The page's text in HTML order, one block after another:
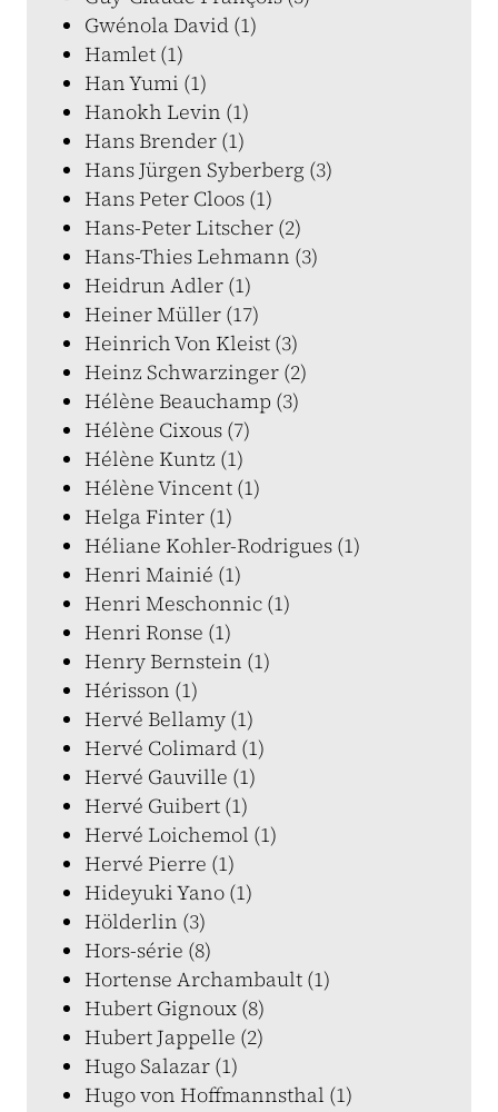
Gwénola David (1)
Hamlet (1)
Han Yumi (1)
Hanokh Levin (1)
Hans Brender (1)
Hans Jürgen Syberberg (3)
Hans Peter Cloos (1)
Hans-Peter Litscher (2)
Hans-Thies Lehmann (3)
Heidrun Adler (1)
Heiner Müller (17)
Heinrich Von Kleist (3)
Heinz Schwarzinger (2)
Hélène Beauchamp (3)
Hélène Cixous (7)
Hélène Kuntz (1)
Hélène Vincent (1)
Helga Finter (1)
Héliane Kohler-Rodrigues (1)
Henri Mainié (1)
Henri Meschonnic (1)
Henri Ronse (1)
Henry Bernstein (1)
Hérisson (1)
Hervé Bellamy (1)
Hervé Colimard (1)
Hervé Gauville (1)
Hervé Guibert (1)
Hervé Loichemol (1)
Hervé Pierre (1)
Hideyuki Yano (1)
Hölderlin (3)
Hors-série (8)
Hortense Archambault (1)
Hubert Gignoux (8)
Hubert Jappelle (2)
Hugo Salazar (1)
Hugo von Hoffmannsthal (1)